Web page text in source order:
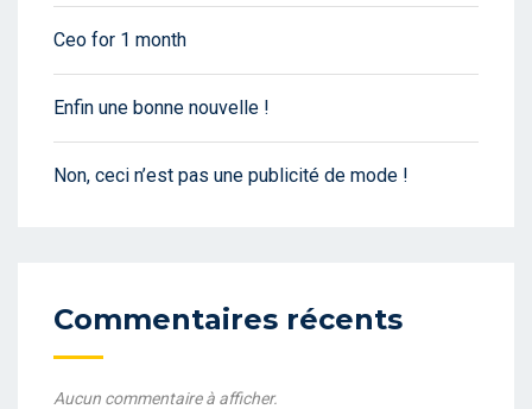
Ceo for 1 month
Enfin une bonne nouvelle !
Non, ceci n’est pas une publicité de mode !
Commentaires récents
Aucun commentaire à afficher.